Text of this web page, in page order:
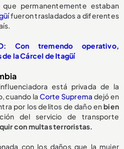
que permanentemente estaban
fueron trasladados a diferentes
Con tremendo operativo,
la Cárcel de Itagüí
está privada de la
cuando la Corte Suprema dejó en
por los delitos de daño enbien
del servicio de transporte
con multas terroristas.
con los daños que la mujer